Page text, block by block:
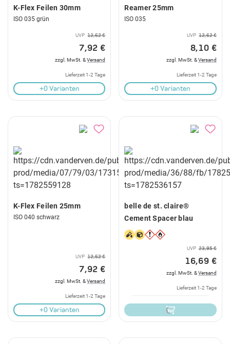
K-Flex Feilen 30mm
ISO 035 grün
UVP 12,62 €
7,92 €
zzgl. MwSt. &Versand
Lieferzeit 1-2 Tage
+0 Varianten
Reamer 25mm
ISO 035
UVP 12,62 €
8,10 €
zzgl. MwSt. &Versand
Lieferzeit 1-2 Tage
+0 Varianten
K-Flex Feilen 25mm
ISO 040 schwarz
UVP 12,62 €
7,92 €
zzgl. MwSt. &Versand
Lieferzeit 1-2 Tage
+0 Varianten
belle de st. claire®
Cement Spacer blau
UVP 23,95 €
16,69 €
zzgl. MwSt. &Versand
Lieferzeit 1-2 Tage